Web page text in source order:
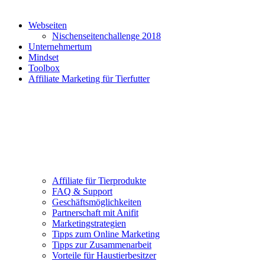
Webseiten
Nischenseitenchallenge 2018
Unternehmertum
Mindset
Toolbox
Affiliate Marketing für Tierfutter
Affiliate für Tierprodukte
FAQ & Support
Geschäftsmöglichkeiten
Partnerschaft mit Anifit
Marketingstrategien
Tipps zum Online Marketing
Tipps zur Zusammenarbeit
Vorteile für Haustierbesitzer